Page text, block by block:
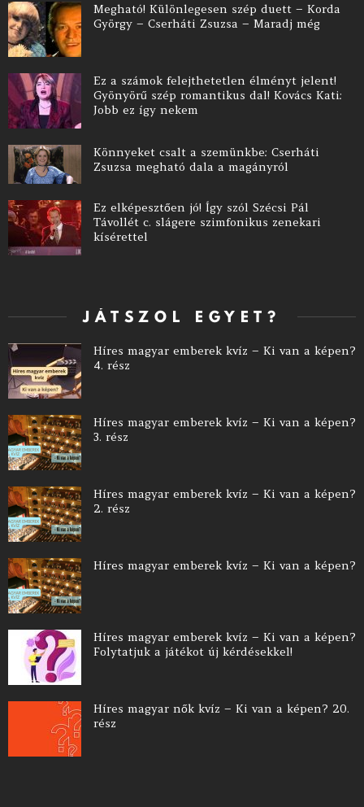
Megható! Különlegesen szép duett – Korda
György – Cserháti Zsuzsa – Maradj még
Ez a számok felejthetetlen élményt jelent!
Gyönyörű szép romantikus dal! Kovács Kati:
Jobb ez így nekem
Könnyeket csalt a szemünkbe: Cserháti
Zsuzsa megható dala a magányról
Ez elképesztően jó! Így szól Szécsi Pál
Távollét c. slágere szimfonikus zenekari
kísérettel
JÁTSZOL EGYET?
Híres magyar emberek kvíz – Ki van a képen?
4. rész
Híres magyar emberek kvíz – Ki van a képen?
3. rész
Híres magyar emberek kvíz – Ki van a képen?
2. rész
Híres magyar emberek kvíz – Ki van a képen?
Híres magyar emberek kvíz – Ki van a képen?
Folytatjuk a játékot új kérdésekkel!
Híres magyar nők kvíz – Ki van a képen? 20.
rész